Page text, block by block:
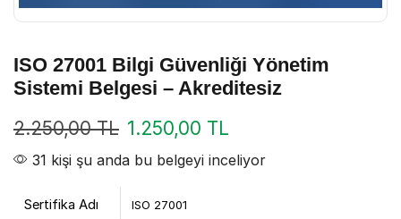
ISO 27001 Bilgi Güvenliği Yönetim
Sistemi Belgesi – Akreditesiz
2.250,00TL 1.250,00 TL
31 kişi şu anda bu belgeyi inceliyor
Sertifika Adı ISO 27001